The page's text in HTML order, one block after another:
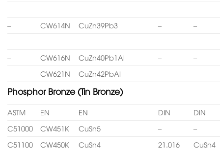
– CW614N CuZn39Pb3 – –
– CW616N CuZn40Pb1Al –
–
–
CW621N CuZn42PbAl – –
Phosphor Bronze (Tin Bronze)
ASTM EN EN DIN
DIN
C51000
CW451K CuSn5 –
–
C51100
CW450K CuSn4 21.016
CuSn4